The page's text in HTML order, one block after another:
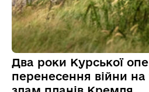
Два роки Курської
перенесення війни